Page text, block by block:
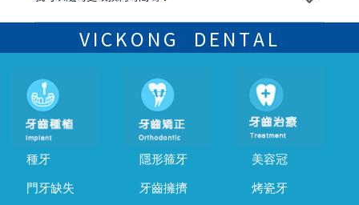
可以，請盡早通過wechat或whatsapp聯絡我們，告知我們你原本預約
的時間及資料，並且重新預約的日期及時段
VICKONG DENTAL
種牙
門牙缺失
隱形箍牙
牙齒擁擠
美容冠
烤瓷牙